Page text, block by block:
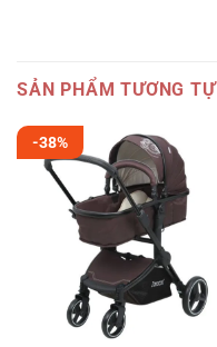
SẢN PHẨM TƯƠNG TỰ
-38%